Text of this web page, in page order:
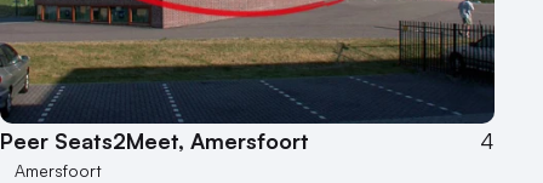
Peer Seats2Meet, Amersfoort 4
Amersfoort